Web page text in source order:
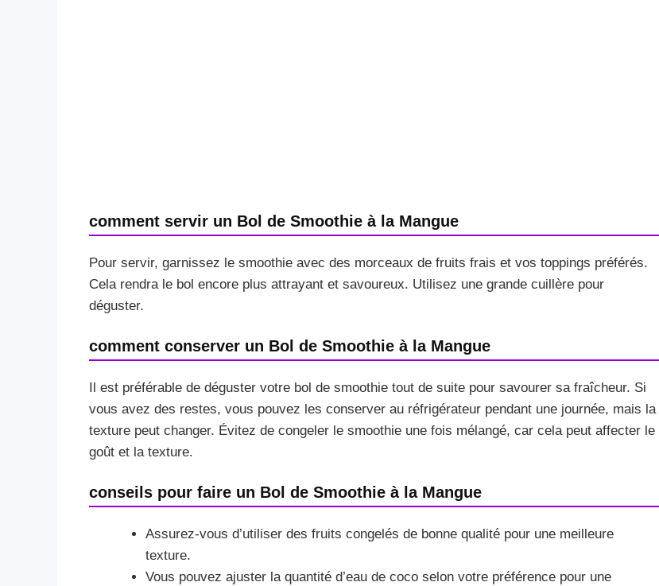
comment servir un Bol de Smoothie à la Mangue
Pour servir, garnissez le smoothie avec des morceaux de fruits frais et vos toppings préférés.
Cela rendra le bol encore plus attrayant et savoureux. Utilisez une grande cuillère pour
déguster.
comment conserver un Bol de Smoothie à la Mangue
Il est préférable de déguster votre bol de smoothie tout de suite pour savourer sa fraîcheur. Si
vous avez des restes, vous pouvez les conserver au réfrigérateur pendant une journée, mais la
texture peut changer. Évitez de congeler le smoothie une fois mélangé, car cela peut affecter le
goût et la texture.
conseils pour faire un Bol de Smoothie à la Mangue
Assurez-vous d’utiliser des fruits congelés de bonne qualité pour une meilleure
texture.
Vous pouvez ajuster la quantité d’eau de coco selon votre préférence pour une